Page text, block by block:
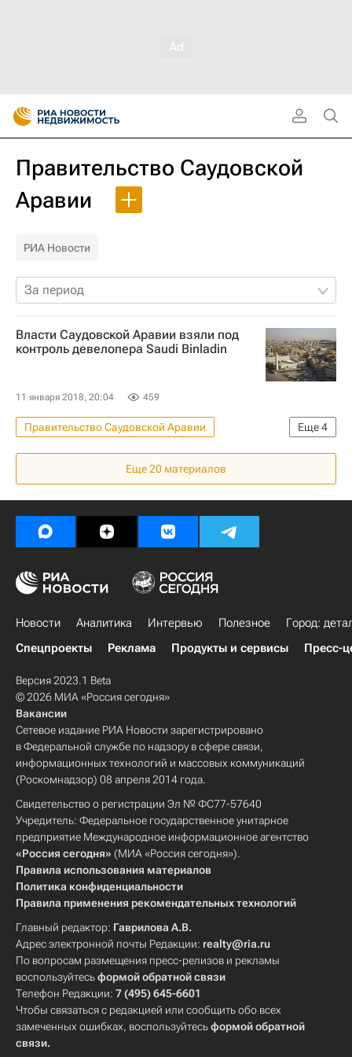
Правительство Саудовской
Аравии
РИА Новости
За период
Власти Саудовской Аравии взяли под
контроль девелопера Saudi Binladin
11 января 2018, 20:04 459
Еще4
Правительство Саудовской Аравии
Отставки и назначения - Новости
Новости - Недвижимость
Саудовская Аравия
Девелоперы
Еще20 материалов
Новости Аналитика Интервью Полезное
Город:
Спецпроекты
Реклама Продукты и сервисы Пресс-
Версия 2023.1 Beta
© 2026 МИА «Россия сегодня»
Вакансии
Сетевое издание РИА Новости зарегистрировано
в Федеральной службе по надзору в сфере связи,
информационных технологий и массовых коммуникаций
(Роскомнадзор) 08 апреля 2014 года.
Свидетельство о регистрации Эл № ФС77-57640
Учредитель: Федеральное государственное унитарное
предприятие Международное информационное агентство
«Россия сегодня» (МИА «Россия сегодня»).
Правила использования материалов
Политика конфиденциальности
Правила применения рекомендательных технологий
Главный редактор: Гаврилова А.В.
Адрес электронной почты Редакции: realty@ria.ru
По вопросам размещения пресс-релизов и рекламы
воспользуйтесьформой обратной связи
Телефон Редакции: 7 (495) 645-6601
Чтобы связаться с редакцией или сообщить обо всех
замеченных ошибках, воспользуйтесьформой обратной
связи.